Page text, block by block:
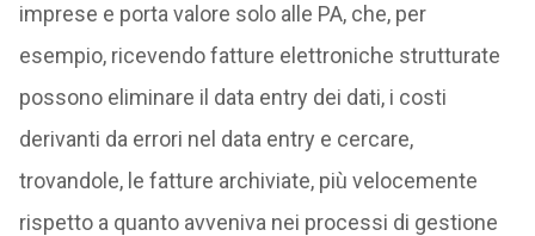
imprese e porta valore solo alle PA, che, per
esempio, ricevendo fatture elettroniche strutturate
possono eliminare il data entry dei dati, i costi
derivanti da errori nel data entry e cercare,
trovandole, le fatture archiviate, più velocemente
rispetto a quanto avveniva nei processi di gestione